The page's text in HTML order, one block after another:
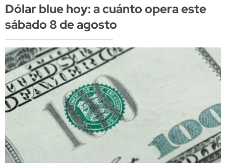
Dólar blue hoy: a cuánto opera este
sábado 8 de agosto